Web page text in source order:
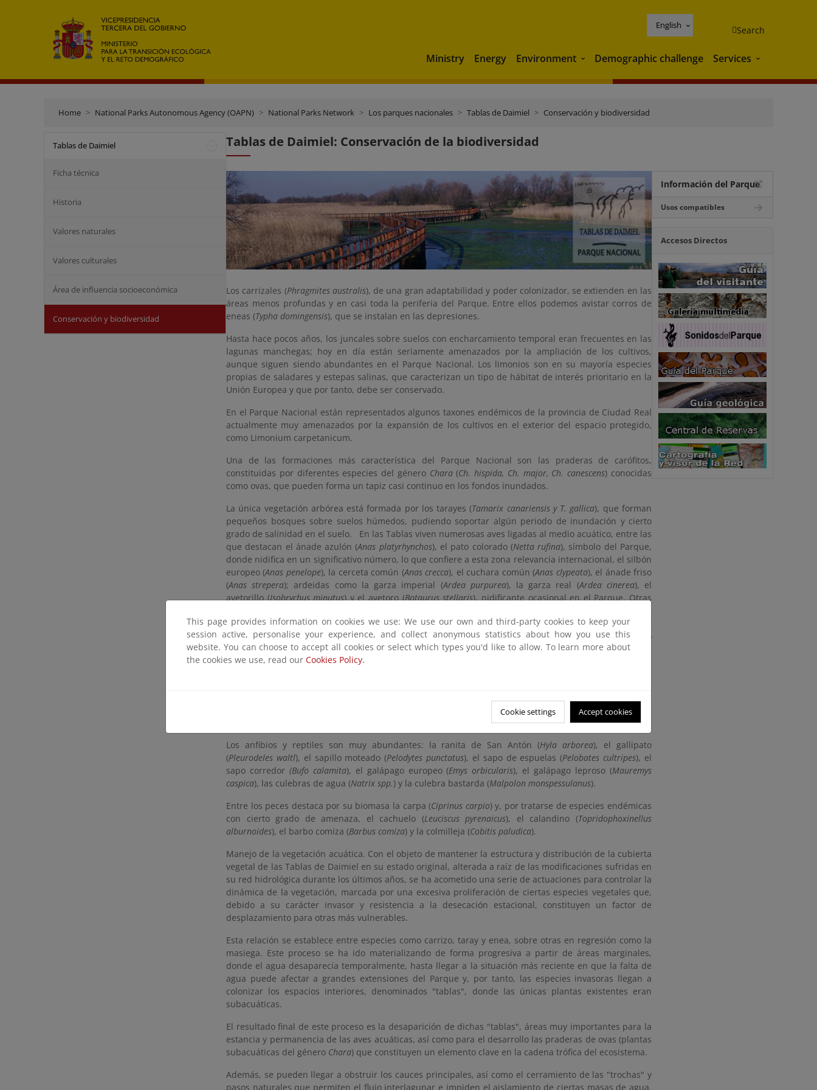
English Search
Ministry Energy Environment Environment
Demographic challenge Services Services
Home National Parks Autonomous Agency (OAPN) National Parks Network Los parques nacionales Tablas de Daimiel Conservación y biodiversidad
Tablas de Daimiel
Ficha técnica
Historia
Valores naturales
Valores culturales
Área de influencia socioeconómica
Conservación y biodiversidad
Tablas de Daimiel: Conservación de la biodiversidad
Los carrizales (Phragmites australis), de una gran adaptabilidad y poder colonizador, se extienden en las
áreas menos profundas y en casi toda la periferia del Parque. Entre ellos podemos avistar corros de
eneas (Typha domingensis), que se instalan en las depresiones.
Hasta hace pocos años, los juncales sobre suelos con encharcamiento temporal eran frecuentes en las
lagunas manchegas; hoy en día están seriamente amenazados por la ampliación de los cultivos,
aunque siguen siendo abundantes en el Parque Nacional. Los limonios son en su mayoría especies
propias de saladares y estepas salinas, que caracterizan un tipo de hábitat de interés prioritario en la
Unión Europea y que por tanto, debe ser conservado.
En el Parque Nacional están representados algunos taxones endémicos de la provincia de Ciudad Real
actualmente muy amenazados por la expansión de los cultivos en el exterior del espacio protegido,
como Limonium carpetanicum.
Una de las formaciones más característica del Parque Nacional son las praderas de carófitos,
constituidas por diferentes especies del género Chara(Ch. hispida, Ch. major, Ch. canescens) conocidas
como ovas, que pueden forma un tapiz casi continuo en los fondos inundados.
La única vegetación arbórea está formada por los tarayes (Tamarix canariensis y T. gallica), que forman
pequeños bosques sobre suelos húmedos, pudiendo soportar algún periodo de inundación y cierto
grado de salinidad en el suelo. En las Tablas viven numerosas aves ligadas al medio acuático, entre las
que destacan el ánade azulón (Anas platyrhynchos), el pato colorado (Netta rufina), símbolo del Parque,
donde nidifica en un significativo número, lo que confiere a esta zona relevancia internacional, el silbón
europeo (Anas penelope), la cerceta común (Anas crecca), el cuchara común (Anas clypeata), el ánade friso
(Anas strepera); ardeidas como la garza imperial (Ardea purpurea), la garza real (Ardea cinerea), el
avetorillo (Isobrychus minutus) y el avetoro (Botaurus stellaris), nidificante ocasional en el Parque. Otras
manchega el área de cría más importante del oeste de Europa, el zampullín común (Tachybaptus
ruficollis), el somormujo lavanco (Podiceps cristatus), el rascón (Rallus aquaticus) y el fumarel cariblanco
(Chlidonias hybridus). También se pueden observar en el Parque aves de zonas esteparias, como las
avefrías (Vanellus vanellus), canasteras (
Putorius
), el conejo (Oryctolagus cuniculus) y el lirón
Los anfibios y reptiles son muy abundantes: la ranita de San Antón (Hyla arborea), el gallipato
(Pleurodeles waltl), el sapillo moteado (Pelodytes punctatus), el sapo de espuelas (Pelobates cultripes), el
sapo corredor (Bufo calamita), el galápago europeo (Emys orbicularis), el galápago leproso (Mauremys
caspica), las culebras de agua (Natrix spp.) y la culebra bastarda (Malpolon monspessulanus).
Entre los peces destaca por su biomasa la carpa (Ciprinus carpio) y, por tratarse de especies endémicas
con cierto grado de amenaza, el cachuelo (Leuciscus pyrenaicus), el calandino (Topridophoxinellus
alburnoides), el barbo comiza (Barbus comiza) y la colmilleja (Cobitis paludica).
Manejo de la vegetación acuática. Con el objeto de mantener la estructura y distribución de la cubierta
vegetal de las Tablas de Daimiel en su estado original, alterada a raíz de las modificaciones sufridas en
su red hidrológica durante los últimos años, se ha acometido una serie de actuaciones para controlar la
dinámica de la vegetación, marcada por una excesiva proliferación de ciertas especies vegetales que,
debido a su carácter invasor y resistencia a la desecación estacional, constituyen un factor de
desplazamiento para otras más vulnerables.
Esta relación se establece entre especies como carrizo, taray y enea, sobre otras en regresión como la
masiega. Este proceso se ha ido materializando de forma progresiva a partir de áreas marginales,
donde el agua desaparecía temporalmente, hasta llegar a la situación más reciente en que la falta de
agua puede afectar a grandes extensiones del Parque y, por tanto, las especies invasoras llegan a
colonizar los espacios interiores, denominados "tablas", donde las únicas plantas existentes eran
subacuáticas.
El resultado final de este proceso es la desaparición de dichas "tablas", áreas muy importantes para la
estancia y permanencia de las aves acuáticas, así como para el desarrollo las praderas de ovas (plantas
subacuáticas del género Chara) que constituyen un elemento clave en la cadena trófica del ecosistema.
Además, se pueden llegar a obstruir los cauces principales, así como el cerramiento de las "trochas" y
pasos naturales que permiten el flujo interlagunar e impiden el aislamiento de ciertas masas de agua.
Información del Parque
Usos compatibles
Accesos Directos
This page provides information on cookies we use: We use our own and third-party cookies to keep your
session active, personalise your experience, and collect anonymous statistics about how you use this
website. You can choose to accept all cookies or select which types you'd like to allow. To learn more about
the cookies we use, read our Cookies Policy.
Cookie settings Accept cookies